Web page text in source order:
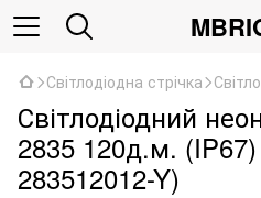
Світлодіодна стрічка
Світлодіодний
2835 120д.м.
283512012-Y)